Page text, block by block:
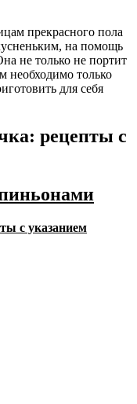
прекрасного пола
на помощь
не только не портит
необходимо только
для себя
рецепты с